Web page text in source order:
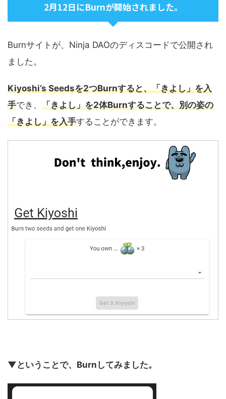
2月12日にBurnが開始されました。
Burnサイトが、Ninja DAOのディスコードで公開され
ました。
Kiyoshi’s Seedsを2つBurnすると、「きよし」を入
手でき、 「きよし」を2体Burnすることで、別の姿の
「きよし」を入手することができます。
▼ということで、Burnしてみました。